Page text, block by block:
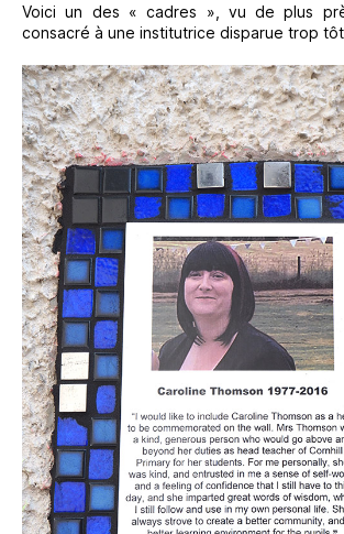
Voici un des « cadres », vu de plus
consacré à une institutrice disparue trop